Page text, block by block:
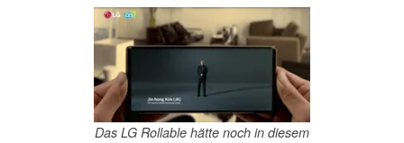
Das LG Rollable hätte noch in diesem